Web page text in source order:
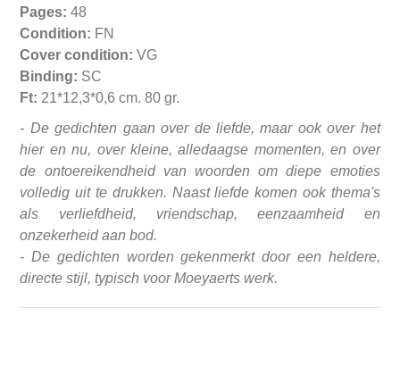
Pages: 48
Condition: FN
Cover condition: VG
Binding: SC
Ft: 21*12,3*0,6 cm. 80 gr.
- De gedichten gaan over de liefde, maar ook over het
hier en nu, over kleine, alledaagse momenten, en over
de ontoereikendheid van woorden om diepe emoties
volledig uit te drukken. Naast liefde komen ook thema's
als verliefdheid, vriendschap, eenzaamheid en
onzekerheid aan bod.
- De gedichten worden gekenmerkt door een heldere,
directe stijl, typisch voor Moeyaerts werk.